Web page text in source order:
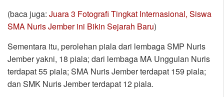
(baca juga: Juara 3 Fotografi Tingkat Internasional, Siswa
SMA Nuris Jember ini Bikin Sejarah Baru)
Sementara itu, perolehan piala dari lembaga SMP Nuris
Jember yakni, 18 piala; dari lembaga MA Unggulan Nuris
terdapat 55 piala; SMA Nuris Jember terdapat 159 piala;
dan SMK Nuris Jember terdapat 12 piala.